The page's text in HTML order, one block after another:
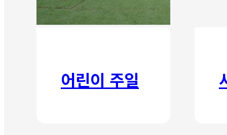
어린이 주일